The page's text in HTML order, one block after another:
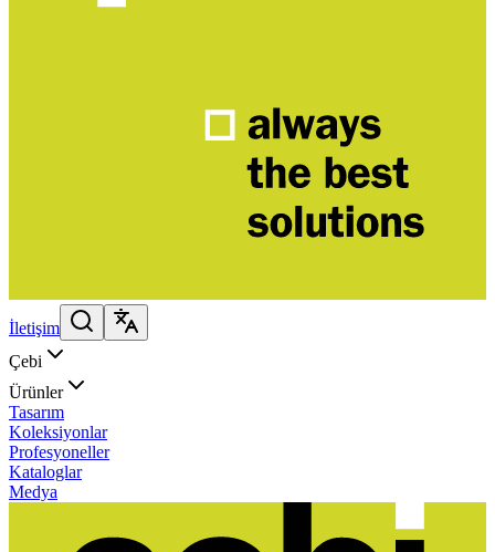
İletişim
Çebi
Ürünler
Tasarım
Koleksiyonlar
Profesyoneller
Kataloglar
Medya